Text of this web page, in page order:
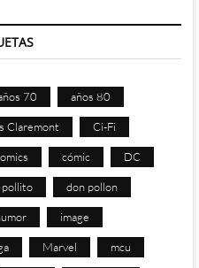
70 años 80
Claremont Ci-Fi
cómic DC
pollito don pollon
image
Marvel mcu